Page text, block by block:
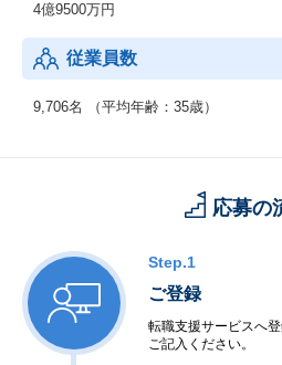
【年齢構成】
：20代：33％、30代：41％、40代以上
【勤続年数】
：残業平均15.8時間、有給取得率
0％、復職率89％※男性も育児休暇取
4億9500万円
従業員数
9,706名 （平均年齢：35歳）
応募の
Step.1
ご登録
転職支援サービスへ
ご記入ください。